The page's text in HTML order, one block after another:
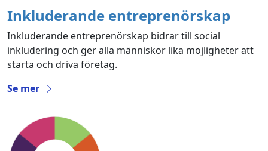
Inkluderande entreprenörskap
Inkluderande entreprenörskap bidrar till social
inkludering och ger alla människor lika möjligheter att
starta och driva företag.
Se mer